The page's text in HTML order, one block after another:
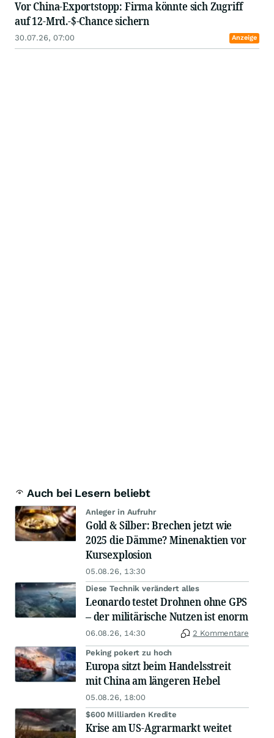
Vor China-Exportstopp: Firma könnte sich Zugriff
auf 12-Mrd.-$-Chance sichern
30.07.26, 07:00 Anzeige
Auch bei Lesern beliebt
Anleger in Aufruhr
Gold & Silber: Brechen jetzt wie
2025 die Dämme? Minenaktien vor
Kursexplosion
05.08.26, 13:30
Diese Technik verändert alles
Leonardo testet Drohnen ohne GPS
– der militärische Nutzen ist enorm
06.08.26, 14:30 2 Kommentare
Peking pokert zu hoch
Europa sitzt beim Handelsstreit
mit China am längeren Hebel
05.08.26, 18:00
$600 Milliarden Kredite
Krise am US-Agrarmarkt weitet